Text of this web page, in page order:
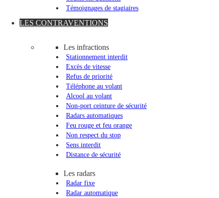
Témoignages de stagiaires
LES CONTRAVENTIONS
Les infractions
Stationnement interdit
Excès de vitesse
Refus de priorité
Téléphone au volant
Alcool au volant
Non-port ceinture de sécurité
Radars automatiques
Feu rouge et feu orange
Non respect du stop
Sens interdit
Distance de sécurité
Les radars
Radar fixe
Radar automatique